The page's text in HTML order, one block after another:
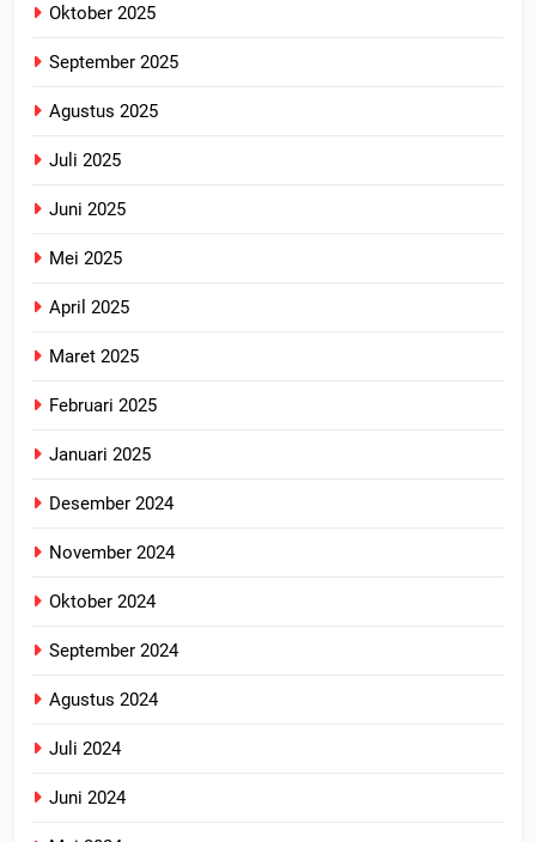
Oktober 2025
September 2025
Agustus 2025
Juli 2025
Juni 2025
Mei 2025
April 2025
Maret 2025
Februari 2025
Januari 2025
Desember 2024
November 2024
Oktober 2024
September 2024
Agustus 2024
Juli 2024
Juni 2024